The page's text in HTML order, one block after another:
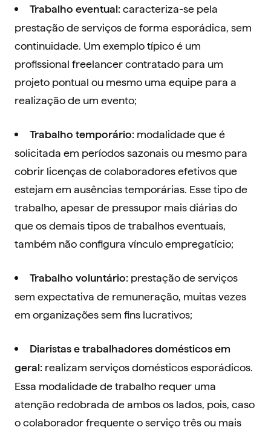
Trabalho eventual: caracteriza-se pela
prestação de serviços de forma esporádica, sem
continuidade. Um exemplo típico é um
profissional freelancer contratado para um
projeto pontual ou mesmo uma equipe para a
realização de um evento;
Trabalho temporário: modalidade que é
solicitada em períodos sazonais ou mesmo para
cobrir licenças de colaboradores efetivos que
estejam em ausências temporárias. Esse tipo de
trabalho, apesar de pressupor mais diárias do
que os demais tipos de trabalhos eventuais,
também não configura vínculo empregatício;
Trabalho voluntário: prestação de serviços
sem expectativa de remuneração, muitas vezes
em organizações sem fins lucrativos;
Diaristas e trabalhadores domésticos em
geral: realizam serviços domésticos esporádicos.
Essa modalidade de trabalho requer uma
atenção redobrada de ambos os lados, pois, caso
o colaborador frequente o serviço três ou mais